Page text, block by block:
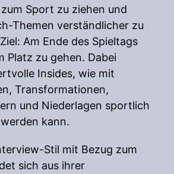
Sport zu ziehen und
Themen verständlicher zu
Am Ende des Spieltags
Platz zu gehen. Dabei
Insides, wie mit
Transformationen,
und Niederlagen sportlich
kann.
Stil mit Bezug zum
sich aus ihrer